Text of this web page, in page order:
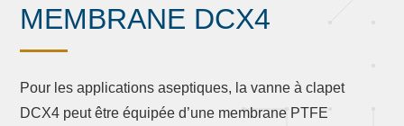
MEMBRANE DCX4
Pour les applications aseptiques, la vanne à clapet
DCX4 peut être équipée d’une membrane PTFE